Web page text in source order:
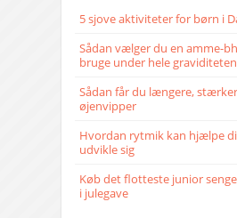
5 sjove aktiviteter for børn i
Sådan vælger du en amme-
bruge under hele
Sådan får du længere,
øjenvipper
Hvordan rytmik kan hjælpe
udvikle sig
Køb det flotteste junior
i julegave